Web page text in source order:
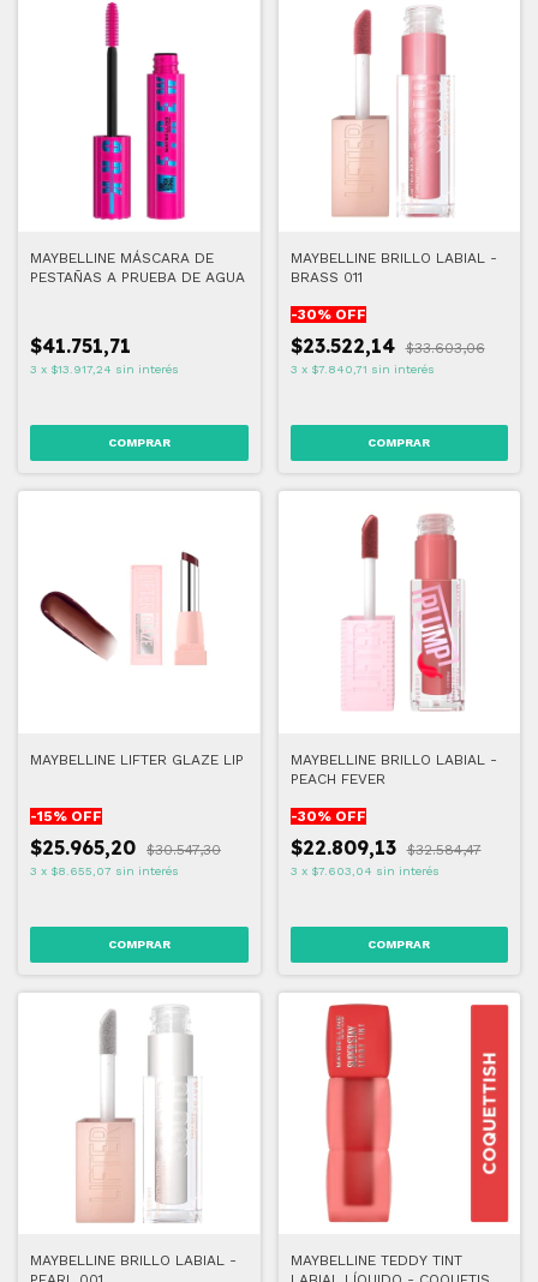
MAYBELLINE MÁSCARA DE
PESTAÑAS A PRUEBA DE AGUA
$41.751,71
3 x $13.917,24 sin interés
COMPRAR
MAYBELLINE BRILLO LABIAL -
BRASS 011
-30% OFF
$23.522,14 $33.603,06
3 x $7.840,71 sin interés
COMPRAR
MAYBELLINE LIFTER GLAZE LIP
-15% OFF
$25.965,20 $30.547,30
3 x $8.655,07 sin interés
COMPRAR
MAYBELLINE BRILLO LABIAL -
PEACH FEVER
-30% OFF
$22.809,13 $32.584,47
3 x $7.603,04 sin interés
COMPRAR
MAYBELLINE BRILLO LABIAL -
MAYBELLINE TEDDY TINT